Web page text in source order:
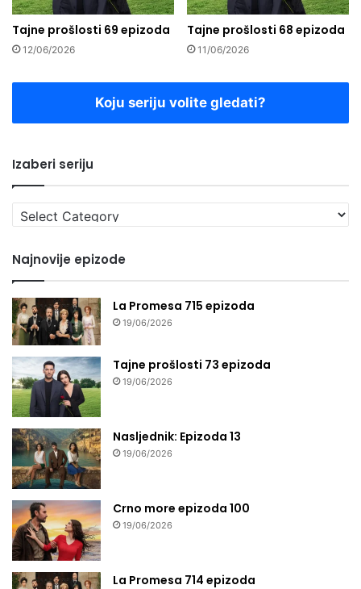
Tajne prošlosti 69 epizoda
12/06/2026
Tajne prošlosti 68 epizoda
11/06/2026
Koju seriju volite gledati?
Izaberi seriju
Izaberi
seriju
Najnovije epizode
La Promesa 715 epizoda
19/06/2026
Tajne prošlosti 73 epizoda
19/06/2026
Nasljednik: Epizoda 13
19/06/2026
Crno more epizoda 100
19/06/2026
La Promesa 714 epizoda